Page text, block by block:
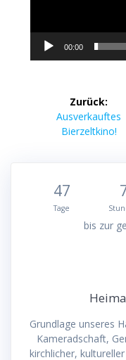
00:00
Zurück:
Vorheriger
Beitrag:
Ausverkauftes
Bierzeltkino!
47
Tage
bis zur
Grundlage unseres
Kameradschaft,
kirchlicher,